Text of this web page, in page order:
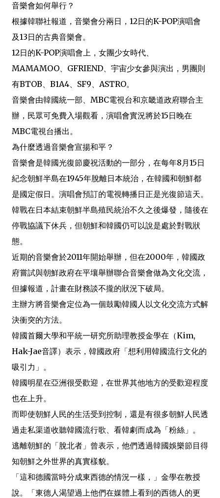
音樂會如何舉行？
根據韓聯社報道，音樂會分兩日，12日的K-POP演唱會
及13日的古典音樂會。
12日的K-POP演唱會上，女團少女時代、
MAMAMOO、GFRIEND、宇宙少女參與演出，男團則
有BTOB、B1A4、SF9、ASTRO。
音樂會由韓國統一部、MBC電視台和京畿道政府聯合主
辦，民眾可免費入場觀看，演唱會實況將於15日晚在
MBC電視台播出。
為什麼透過音樂會宣揚和平？
音樂會是韓國光復節慶祝活動的一部分，在每年8月15日
紀念朝鮮半島在1945年脫離日本統治，在韓國和朝鮮都
是國定假日。演唱會預訂的電視轉播日正是光復節這天。
韓戰在日本結束朝鮮半島殖民統治不久之後爆發，隨後在
停戰協議下休兵，但朝鮮和韓國仍可以說是處於對戰狀
態。
近期的音樂會於2011年開始舉辦，但在2000年，韓國政
府嘗試與朝鮮政府在平壤舉辦聯合音樂會做為文化交流，
但據報道，計畫在財務談不攏的狀況下破局。
主辦方將音樂會定位為一個鼓勵韓國人以文化交流方式解
決衝突的方法。
韓國首爾大學和平統一研究所助理教授金學在（Kim,
Hak-Jae音譯）表示，韓國政府「想利用韓國流行文化的
吸引力」。
韓國明星在亞洲很受歡迎，在世界其他地方的受歡迎程度
也在上升。
而即使朝鮮人民的生活受到控制，還是有很多朝鮮人民透
過走私渠道收聽韓國流行歌、看韓劇而成為「粉絲」。
逃離朝鮮的「脫北者」曾表示，他們透過韓國娛樂節目得
知朝鮮之外世界的真實樣貌。
「這和德國當時分成東西德的情況一樣，」金學在教授
說。「東德人渴望過上他們在媒體上看到的西德人的更